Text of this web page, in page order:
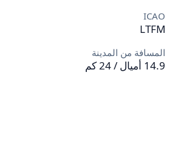
ICAO
LTFM
المسافة من المدينة
14.9 أميال / 24 كم